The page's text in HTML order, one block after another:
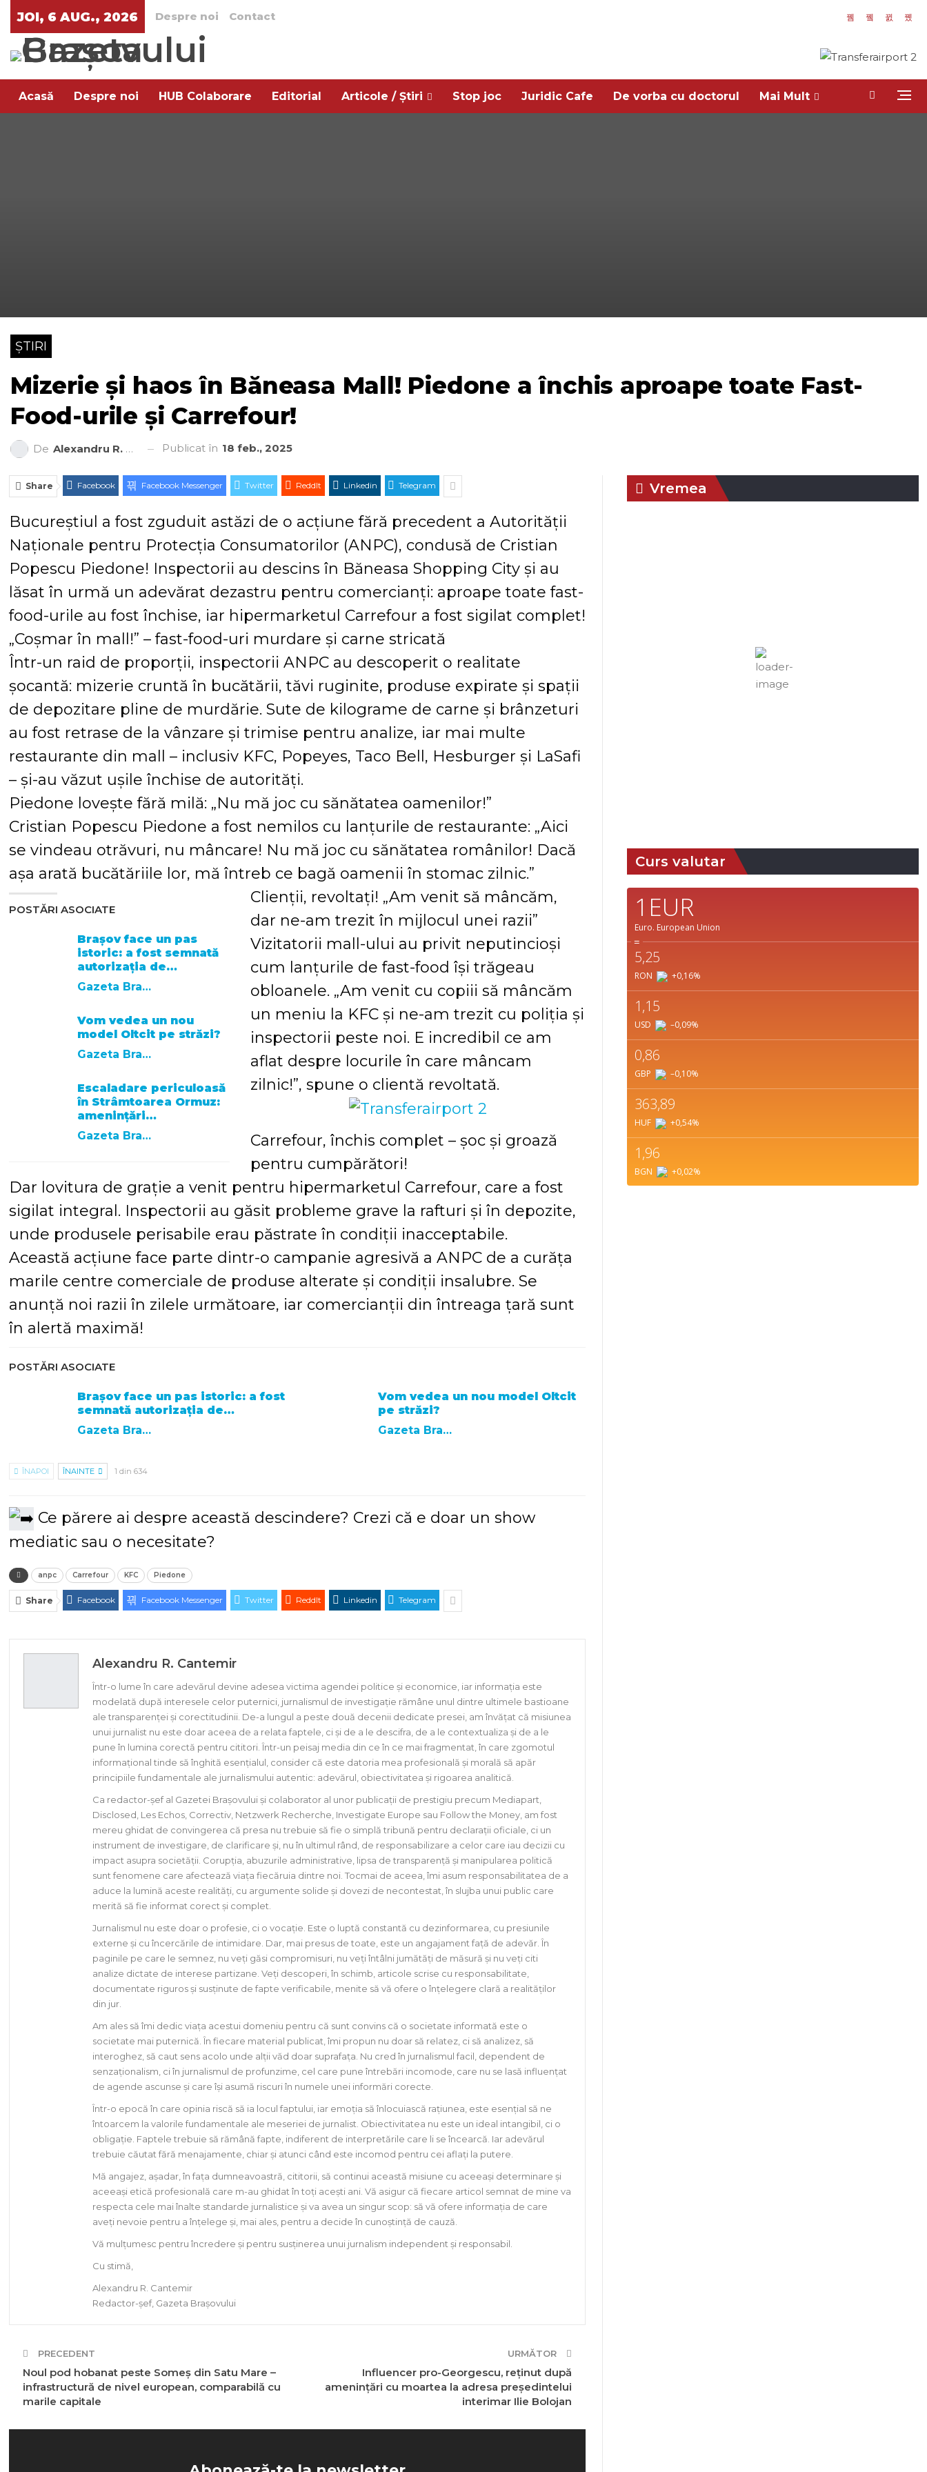
JOI, 6 AUG., 2026 Despre noi Contact
Acasă Despre noi HUB Colaborare Editorial Articole / Știri Stop joc Juridic Cafe De vorba cu doctorul Mai Mult
ȘTIRI
Mizerie și haos în Băneasa Mall! Piedone a închis aproape toate Fast-
Food-urile și Carrefour!
De Alexandru R. Cantemir Publicat în 18 feb., 2025
Share Facebook Facebook Messenger Twitter ReddIt Linkedin Telegram
Bucureștiul a fost zguduit astăzi de o acțiune fără precedent a Autorității
Naționale pentru Protecția Consumatorilor (ANPC), condusă de Cristian
Popescu Piedone! Inspectorii au descins în Băneasa Shopping City și au
lăsat în urmă un adevărat dezastru pentru comercianți: aproape toate fast-
food-urile au fost închise, iar hipermarketul Carrefour a fost sigilat complet!
„Coșmar în mall!” – fast-food-uri murdare și carne stricată
Într-un raid de proporții, inspectorii ANPC au descoperit o realitate
șocantă: mizerie cruntă în bucătării, tăvi ruginite, produse expirate și spații
de depozitare pline de murdărie. Sute de kilograme de carne și brânzeturi
au fost retrase de la vânzare și trimise pentru analize, iar mai multe
restaurante din mall – inclusiv KFC, Popeyes, Taco Bell, Hesburger și LaSafi
– și-au văzut ușile închise de autorități.
Piedone lovește fără milă: „Nu mă joc cu sănătatea oamenilor!”
Cristian Popescu Piedone a fost nemilos cu lanțurile de restaurante: „Aici
se vindeau otrăvuri, nu mâncare! Nu mă joc cu sănătatea românilor! Dacă
așa arată bucătăriile lor, mă întreb ce bagă oamenii în stomac zilnic.”
POSTĂRI ASOCIATE
Brașov face un pas
istoric: a fost semnată
autorizația de…
Gazeta Brasovului
Vom vedea un nou
model Oltcit pe străzi?
Gazeta Brasovului
Escaladare periculoasă
în Strâmtoarea Ormuz:
amenințări…
Gazeta Brasovului
Clienții, revoltați! „Am venit să mâncăm,
dar ne-am trezit în mijlocul unei razii”
Vizitatorii mall-ului au privit neputincioși
cum lanțurile de fast-food își trăgeau
obloanele. „Am venit cu copiii să mâncăm
un meniu la KFC și ne-am trezit cu poliția și
inspectorii peste noi. E incredibil ce am
aflat despre locurile în care mâncam
zilnic!”, spune o clientă revoltată.
Carrefour, închis complet – șoc și groază
pentru cumpărători!
Dar lovitura de grație a venit pentru hipermarketul Carrefour, care a fost
sigilat integral. Inspectorii au găsit probleme grave la rafturi și în depozite,
unde produsele perisabile erau păstrate în condiții inacceptabile.
Această acțiune face parte dintr-o campanie agresivă a ANPC de a curăța
marile centre comerciale de produse alterate și condiții insalubre. Se
anunță noi razii în zilele următoare, iar comercianții din întreaga țară sunt
în alertă maximă!
POSTĂRI ASOCIATE
Brașov face un pas istoric: a fost
semnată autorizația de…
Gazeta Brasovului
Vom vedea un nou model Oltcit
pe străzi?
Gazeta Brasovului
ÎNAPOI ÎNAINTE 1 din 634
Ce părere ai despre această descindere? Crezi că e doar un show
mediatic sau o necesitate?
anpc Carrefour KFC Piedone
Share Facebook Facebook Messenger Twitter ReddIt Linkedin Telegram
Alexandru R. Cantemir
Într-o lume în care adevărul devine adesea victima agendei politice și economice, iar informația este
modelată după interesele celor puternici, jurnalismul de investigație rămâne unul dintre ultimele bastioane
ale transparenței și corectitudinii. De-a lungul a peste două decenii dedicate presei, am învățat că misiunea
unui jurnalist nu este doar aceea de a relata faptele, ci și de a le descifra, de a le contextualiza și de a le
pune în lumina corectă pentru cititori. Într-un peisaj media din ce în ce mai fragmentat, în care zgomotul
informațional tinde să înghită esențialul, consider că este datoria mea profesională și morală să apăr
principiile fundamentale ale jurnalismului autentic: adevărul, obiectivitatea și rigoarea analitică.
Ca redactor-șef al Gazetei Brașovului și colaborator al unor publicații de prestigiu precum Mediapart,
Disclosed, Les Echos, Correctiv, Netzwerk Recherche, Investigate Europe sau Follow the Money, am fost
mereu ghidat de convingerea că presa nu trebuie să fie o simplă tribună pentru declarații oficiale, ci un
instrument de investigare, de clarificare și, nu în ultimul rând, de responsabilizare a celor care iau decizii cu
impact asupra societății. Corupția, abuzurile administrative, lipsa de transparență și manipularea politică
sunt fenomene care afectează viața fiecăruia dintre noi. Tocmai de aceea, îmi asum responsabilitatea de a
aduce la lumină aceste realități, cu argumente solide și dovezi de necontestat, în slujba unui public care
merită să fie informat corect și complet.
Jurnalismul nu este doar o profesie, ci o vocație. Este o luptă constantă cu dezinformarea, cu presiunile
externe și cu încercările de intimidare. Dar, mai presus de toate, este un angajament față de adevăr. În
paginile pe care le semnez, nu veți găsi compromisuri, nu veți întâlni jumătăți de măsură și nu veți citi
analize dictate de interese partizane. Veți descoperi, în schimb, articole scrise cu responsabilitate,
documentate riguros și susținute de fapte verificabile, menite să vă ofere o înțelegere clară a realităților
din jur.
Am ales să îmi dedic viața acestui domeniu pentru că sunt convins că o societate informată este o
societate mai puternică. În fiecare material publicat, îmi propun nu doar să relatez, ci să analizez, să
interoghez, să caut sens acolo unde alții văd doar suprafața. Nu cred în jurnalismul facil, dependent de
senzaționalism, ci în jurnalismul de profunzime, cel care pune întrebări incomode, care nu se lasă influențat
de agende ascunse și care își asumă riscuri în numele unei informări corecte.
Într-o epocă în care opinia riscă să ia locul faptului, iar emoția să înlocuiască rațiunea, este esențial să ne
întoarcem la valorile fundamentale ale meseriei de jurnalist. Obiectivitatea nu este un ideal intangibil, ci o
obligație. Faptele trebuie să rămână fapte, indiferent de interpretările care li se încearcă. Iar adevărul
trebuie căutat fără menajamente, chiar și atunci când este incomod pentru cei aflați la putere.
Mă angajez, așadar, în fața dumneavoastră, cititorii, să continui această misiune cu aceeași determinare și
aceeași etică profesională care m-au ghidat în toți acești ani. Vă asigur că fiecare articol semnat de mine va
respecta cele mai înalte standarde jurnalistice și va avea un singur scop: să vă ofere informația de care
aveți nevoie pentru a înțelege și, mai ales, pentru a decide în cunoștință de cauză.
Vă mulțumesc pentru încredere și pentru susținerea unui jurnalism independent și responsabil.
Cu stimă,
Alexandru R. Cantemir
Redactor-șef, Gazeta Brașovului
PRECEDENT
Noul pod hobanat peste Someș din Satu Mare –
infrastructură de nivel european, comparabilă cu
marile capitale
URMĂTOR
Influencer pro-Georgescu, reținut după
amenințări cu moartea la adresa președintelui
interimar Ilie Bolojan
Vremea
Cer Fragmentat
Rafală vânturi:
Curs valutar
1EUR
Euro. European Union
=
5,25
RON +0,16%
1,15
USD –0,09%
0,86
GBP –0,10%
363,89
HUF +0,54%
1,96
BGN +0,02%